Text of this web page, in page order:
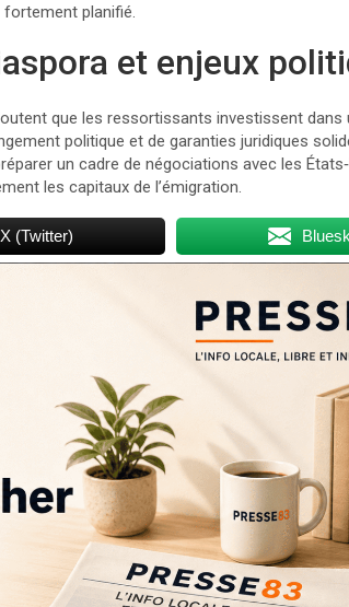
fortement planifié.
et enjeux
que les ressortissants investissent dans
politique et de garanties juridiques
un cadre de négociations avec les
les capitaux de l’émigration.
X (Twitter)